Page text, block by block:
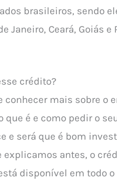
brasileiros, sendo
Janeiro, Ceará, Goiás e
crédito?
conhecer mais sobre o
que é e como pedir o
e será que é bom
explicamos antes, o
disponível em todo